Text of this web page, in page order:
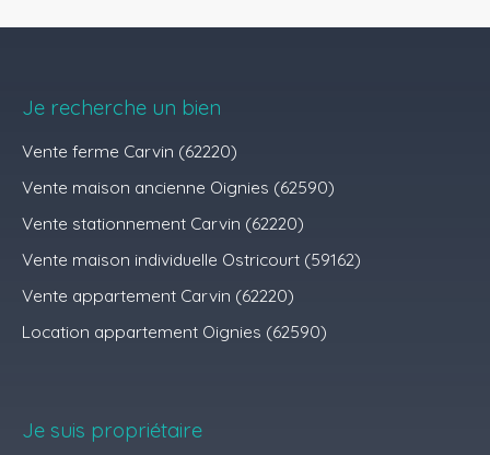
Je recherche un bien
Vente ferme Carvin (62220)
Vente maison ancienne Oignies (62590)
Vente stationnement Carvin (62220)
Vente maison individuelle Ostricourt (59162)
Vente appartement Carvin (62220)
Location appartement Oignies (62590)
Je suis propriétaire